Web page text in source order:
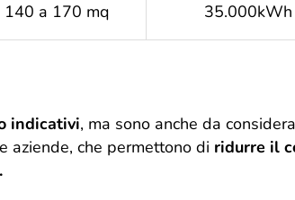
140 a 170 mq 35.000kWh
indicativi, ma sono anche da
aziende, che permettono di ridurre il